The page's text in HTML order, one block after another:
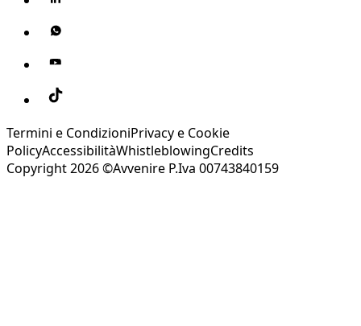
Termini e CondizioniPrivacy e Cookie
PolicyAccessibilitàWhistleblowingCredits
Copyright 2026 ©Avvenire P.Iva 00743840159